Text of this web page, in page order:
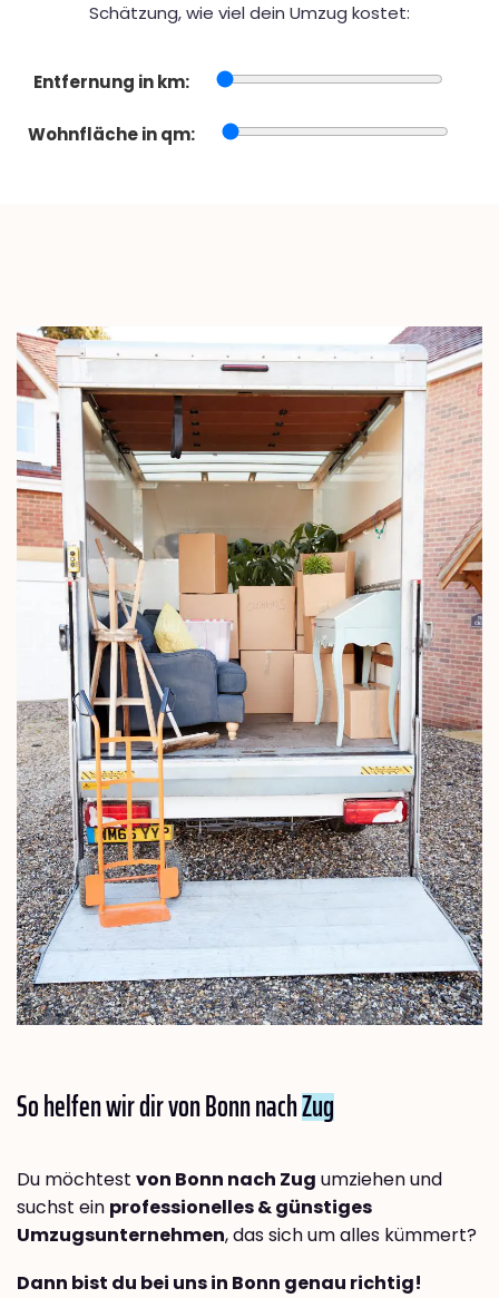
Schätzung, wie viel dein Umzug kostet:
Entfernung in km:
Wohnfläche in qm:
So helfen wir dir von Bonn nachZug
Du möchtest von Bonn nach Zug umziehen und
suchst ein professionelles & günstiges
Umzugsunternehmen, das sich um alles kümmert?
Dann bist du bei uns in Bonn genau richtig!